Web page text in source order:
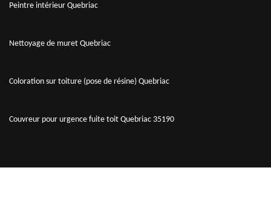
Peintre intérieur Quebriac
Nettoyage de muret Quebriac
Coloration sur toiture (pose de résine) Quebriac
Couvreur pour urgence fuite toit Quebriac 35190